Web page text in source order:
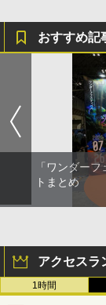
おすすめ記
「ワンダー
トまとめ
アクセスラ
1時間